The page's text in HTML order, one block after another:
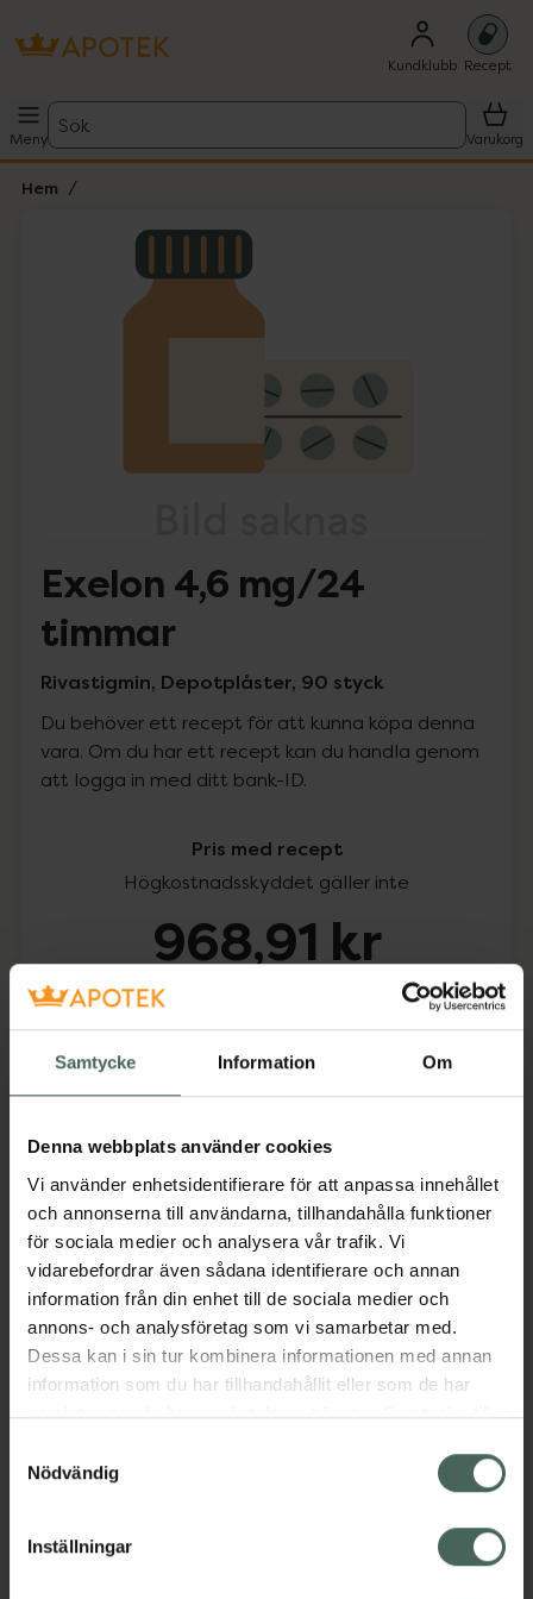
Samtycke Information Om
Denna webbplats använder cookies
Vi använder enhetsidentifierare för att anpassa innehållet
och annonserna till användarna, tillhandahålla funktioner
för sociala medier och analysera vår trafik. Vi
vidarebefordrar även sådana identifierare och annan
information från din enhet till de sociala medier och
annons- och analysföretag som vi samarbetar med.
Dessa kan i sin tur kombinera informationen med annan
information som du har tillhandahållit eller som de har
samlat in när du har använt deras tjänster. Samtycke till
återkalla ditt samtycke via webbplatsens
cookieinställningar. Ett återkallat samtycke påverkar inte
lagligheten av behandling som skett innan återkallelsen.
Nödvändig
Inställningar
Kundklubb Recept
Meny
Sök
Varukorg
Hem
Lista: . Innehåller 1 objekt.
Exelon 4,6 mg/24
timmar
Rivastigmin, Depotplåster, 90 styck
Du behöver ett recept för att kunna köpa denna
vara. Om du har ett recept kan du handla genom
att logga in med ditt bank-ID.
Pris med recept
Högkostnadsskyddet gäller inte
968,91 kr
Köp via ditt recept
Aktuella erbjudanden
Beskrivning Dölj
Läs alltid bipacksedeln innan
användning.
EAN:07046265798316
Bipacksedel från FASS Visa